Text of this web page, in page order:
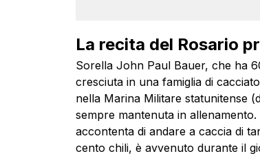
La recita del Rosario
Sorella John Paul Bauer, che ha
cresciuta in una famiglia di
nella Marina Militare statunitense
sempre mantenuta in
accontenta di andare a caccia di
cento chili, è avvenuto durante il